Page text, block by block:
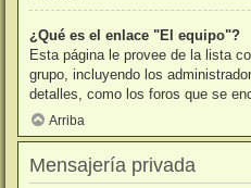
¿Qué es el enlace "El equipo"?
Esta página le provee de la lista
grupo, incluyendo los
detalles, como los foros que se
Arriba
Mensajería privada